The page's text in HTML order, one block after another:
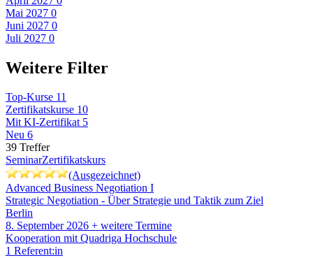
Mai 2027 0
Juni 2027 0
Juli 2027 0
Weitere Filter
Top-Kurse 11
Zertifikatskurse 10
Mit KI-Zertifikat 5
Neu 6
39 Treffer
SeminarZertifikatskurs
(Ausgezeichnet)
Advanced Business Negotiation I
Strategic Negotiation - Über Strategie und Taktik zum Ziel
Berlin
8. September 2026 + weitere Termine
Kooperation mit Quadriga Hochschule
1 Referent:in